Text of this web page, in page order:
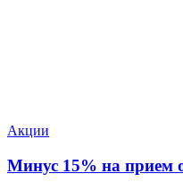
Акции
Минус 15% на прием